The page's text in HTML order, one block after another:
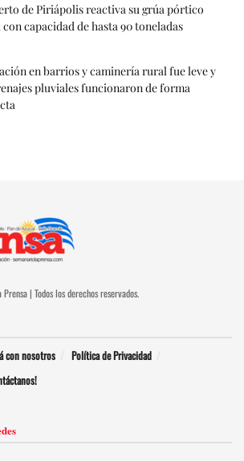
de Piriápolis reactiva su grúa pórtico
capacidad de hasta 90 toneladas
en barrios y caminería rural fue leve y
pluviales funcionaron de forma
| Todos los derechos reservados.
con nosotros
Política de Privacidad